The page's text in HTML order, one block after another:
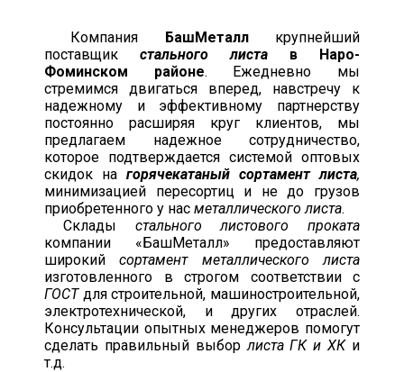
Компания БашМеталлкрупнейший
поставщик стального листа в Наро-
Фоминском районе. Ежедневно мы
стремимся двигаться вперед, навстречу к
надежному и эффективному партнерству
постоянно расширяя круг клиентов, мы
предлагаем надежное сотрудничество,
которое подтверждается системой оптовых
скидок на горячекатаный сортамент листа,
минимизацией пересортиц и не до грузов
приобретенного у нас металлического листа.
Склады стального листового проката
компании «БашМеталл» предоставляют
широкийсортамент металлического листа
изготовленного в строгом соответствии с
ГОСТдля строительной, машиностроительной,
электротехнической, и других отраслей.
Консультации опытных менеджеров помогут
сделать правильный выбор листа ГК и ХК и
т.д.